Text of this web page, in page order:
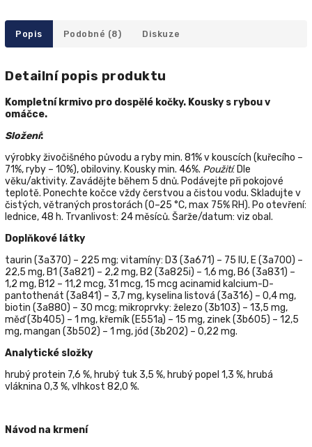
Popis Podobné (8) Diskuze
Detailní popis produktu
Kompletní krmivo pro dospělé kočky. Kousky s rybou v
omáčce.
Složení:
výrobky živočišného původu a ryby min. 81% v kouscích (kuřecího –
71%, ryby – 10%), obiloviny. Kousky min. 46%. Použití: Dle
věku/aktivity. Zavádějte během 5 dnů. Podávejte při pokojové
teplotě. Ponechte kočce vždy čerstvou a čistou vodu. Skladujte v
čistých, větraných prostorách (0–25 °C, max 75% RH). Po otevření:
lednice, 48 h. Trvanlivost: 24 měsíců. Šarže/datum: viz obal.
Doplňkové látky
taurin (3a370) – 225 mg; vitamíny: D3 (3a671) – 75 IU, E (3a700) –
22,5 mg, B1 (3a821) – 2,2 mg, B2 (3a825i) – 1,6 mg, B6 (3a831) –
1,2 mg, B12 – 11,2 mcg, 31 mcg, 15 mcg acinamid kalcium-D-
pantothenát (3a841) – 3,7 mg, kyselina listová (3a316) – 0,4 mg,
biotin (3a880) – 30 mcg; mikroprvky: železo (3b103) – 13,5 mg,
měď (3b405) – 1 mg, křemík (E551a) – 15 mg, zinek (3b605) – 12,5
mg, mangan (3b502) – 1 mg, jód (3b202) – 0,22 mg.
Analytické složky
hrubý protein 7,6 %, hrubý tuk 3,5 %, hrubý popel 1,3 %, hrubá
vláknina 0,3 %, vlhkost 82,0 %.
Návod na krmení